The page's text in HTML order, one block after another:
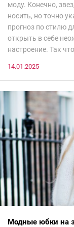
моду. Конечно,
носить, но точно
прогноз по стилю
открыть в себе
настроение. Так
14.01.2025
Модные юбки на